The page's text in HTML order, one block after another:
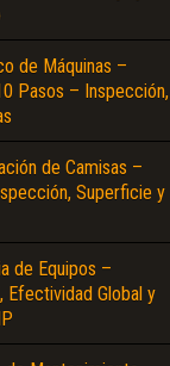
de Máquinas –
Pasos – Inspección,
de Camisas –
Superficie y
de Equipos –
Efectividad Global y